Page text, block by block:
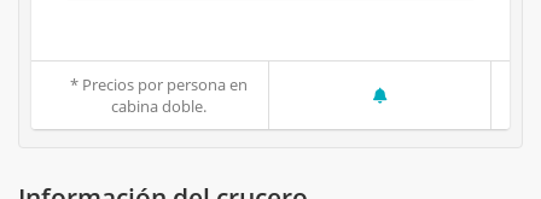
* Precios por persona en
cabina doble.